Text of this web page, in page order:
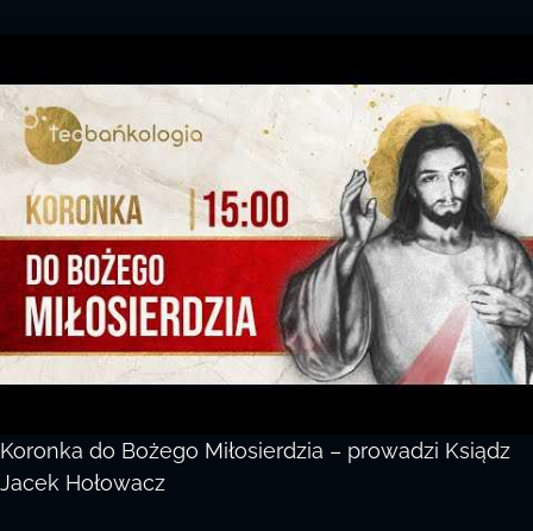
Koronka do Bożego Miłosierdzia – prowadzi Ksiądz
Jacek Hołowacz